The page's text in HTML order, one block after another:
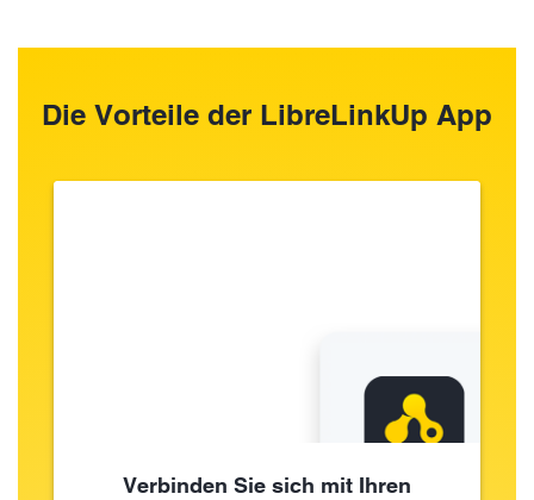
Die Vorteile der LibreLinkUp App
Verbinden Sie sich mit Ihren